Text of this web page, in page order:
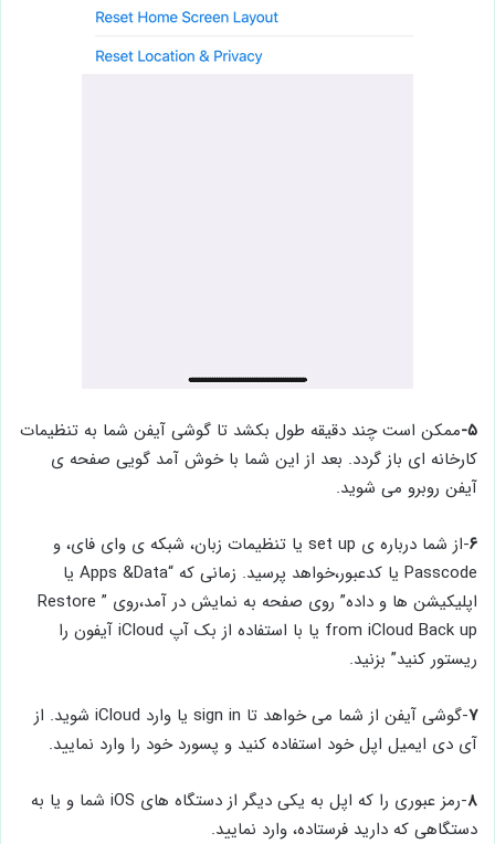
۵- ممکن است چند دقیقه طول بکشد تا گوشی آیفن شما به تنظیمات
کارخانه ای باز گردد. بعد از این شما با خوش آمد گویی صفحه ی
آیفن روبرو می شوید.
۶
-از شما درباره ی set up یا تنظیمات زبان، شبکه ی وای فای، و
Passcode یا کدعبور،خواهد پرسید. زمانی که “Apps &Data یا
اپلیکیشن ها و داده” روی صفحه به نمایش در آمد،روی ” Restore
from iCloud Back up یا با استفاده از بک آپ iCloud آیفون را
ریستور کنید” بزنید.
۷
-گوشی آیفن از شما می خواهد تا sign in یا وارد iCloud شوید. از
آی دی ایمیل اپل خود استفاده کنید و پسورد خود را وارد نمایید.
۸
-رمز عبوری را که اپل به یکی دیگر از دستگاه های iOS شما و یا به
دستگاهی که دارید فرستاده، وارد نمایید.